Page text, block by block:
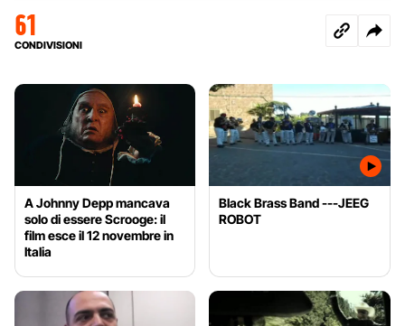
61
CONDIVISIONI
A Johnny Depp mancava
solo di essere Scrooge: il
film esce il 12 novembre in
Italia
Black Brass Band ---JEEG
ROBOT